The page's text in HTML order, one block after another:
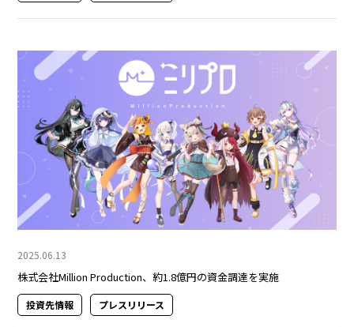
2025.06.13
株式会社Million Production、約1.8億円の資金調達を実施
投資先情報 プレスリリース